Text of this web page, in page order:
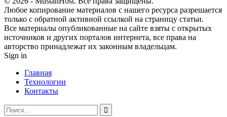
Любое копирование материалов с нашего ресурса разрешается
только с обратной активной ссылкой на страницу статьи.
Все материалы опубликованные на сайте взяты с открытых
источников и других порталов интернета, все права на
авторство принадлежат их законным владельцам.
Sign in
Главная
Технологии
Контакты